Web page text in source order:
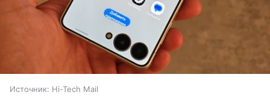
Источник: Hi-Tech Mail